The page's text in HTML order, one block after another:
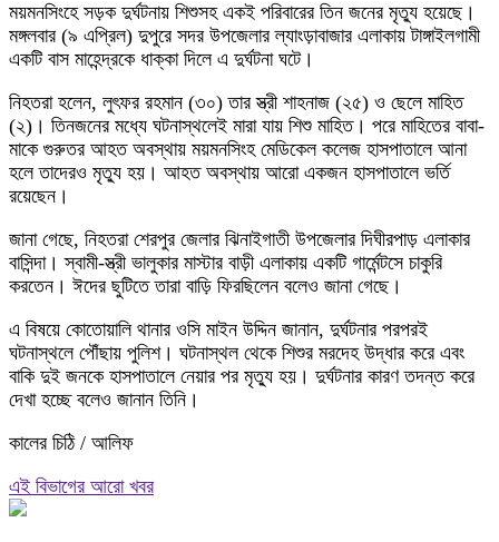
ময়মনসিংহে সড়ক দুর্ঘটনায় শিশুসহ একই পরিবারের তিন জনের মৃত্যু হয়েছে।
মঙ্গলবার (৯ এপ্রিল) দুপুরে সদর উপজেলার ল্যাংড়াবাজার এলাকায় টাঙ্গাইলগামী
একটি বাস মাহেন্দ্রকে ধাক্কা দিলে এ দুর্ঘটনা ঘটে।
নিহতরা হলেন, লুৎফর রহমান (৩০) তার স্ত্রী শাহনাজ (২৫) ও ছেলে মাহিত
(২)। তিনজনের মধ্যে ঘটনাস্থলেই মারা যায় শিশু মাহিত। পরে মাহিতের বাবা-
মাকে গুরুতর আহত অবস্থায় ময়মনসিংহ মেডিকেল কলেজ হাসপাতালে আনা
হলে তাদেরও মৃত্যু হয়। আহত অবস্থায় আরো একজন হাসপাতালে ভর্তি
রয়েছেন।
জানা গেছে, নিহতরা শেরপুর জেলার ঝিনাইগাতী উপজেলার দিঘীরপাড় এলাকার
বাসিন্দা। স্বামী-স্ত্রী ভালুকার মাস্টার বাড়ী এলাকায় একটি গার্মেন্টসে চাকুরি
করতেন। ঈদের ছুটিতে তারা বাড়ি ফিরছিলেন বলেও জানা গেছে।
এ বিষয়ে কোতোয়ালি থানার ওসি মাইন উদ্দিন জানান, দুর্ঘটনার পরপরই
ঘটনাস্থলে পৌঁছায় পুলিশ। ঘটনাস্থল থেকে শিশুর মরদেহ উদ্ধার করে এবং
বাকি দুই জনকে হাসপাতালে নেয়ার পর মৃত্যু হয়। দুর্ঘটনার কারণ তদন্ত করে
দেখা হচ্ছে বলেও জানান তিনি।
কালের চিঠি / আলিফ
এই বিভাগের আরো খবর